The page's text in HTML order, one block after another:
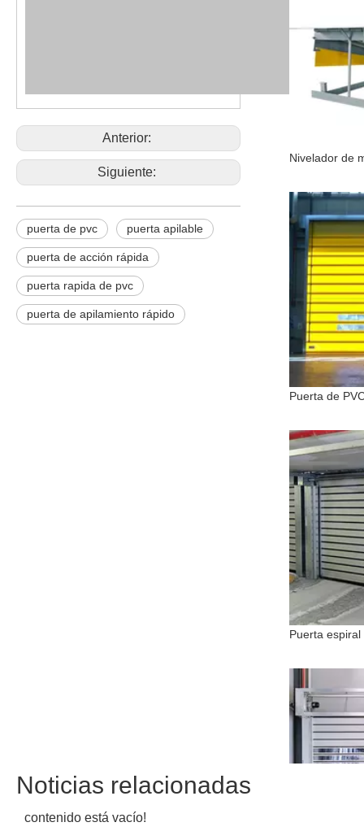
Anterior:
Siguiente:
puerta de pvc puerta apilable
puerta de acción rápida
puerta rapida de pvc
puerta de apilamiento rápido
Noticias relacionadas
contenido está vacío!